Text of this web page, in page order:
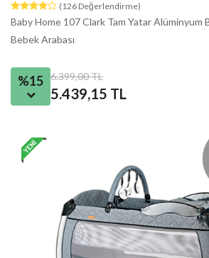
(126 Değerlendirme)
Baby Home 107 Clark Tam Yatar Alüminyum
Bebek Arabası
%15 6.399,00 TL
5.439,15 TL